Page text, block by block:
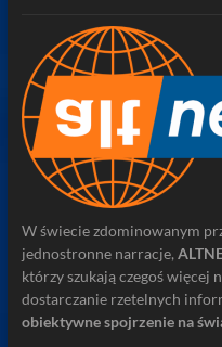
W świecie zdominowanym
jednostronne narracje,
którzy szukają czegoś więcej
dostarczanie rzetelnych
obiektywne spojrzenie na